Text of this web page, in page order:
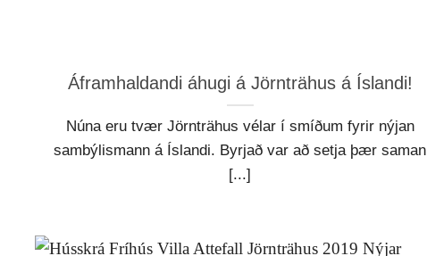
Áframhaldandi áhugi á Jörnträhus á Íslandi!
Núna eru tvær Jörnträhus vélar í smíðum fyrir nýjan
sambýlismann á Íslandi. Byrjað var að setja þær saman
[...]